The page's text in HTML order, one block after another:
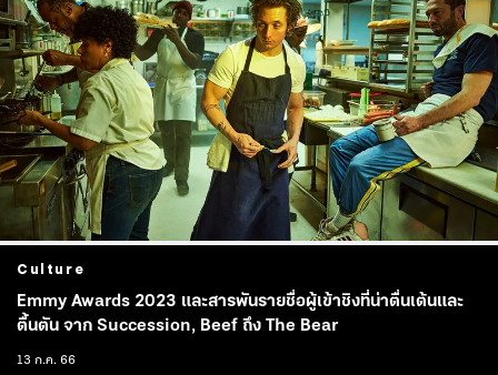
Culture
Emmy Awards 2023 และสารพันรายชื่อผู้เข้าชิงที่น่าตื่นเต้นและ
ตื้นตัน จาก Succession, Beef ถึง The Bear
13 ก.ค. 66